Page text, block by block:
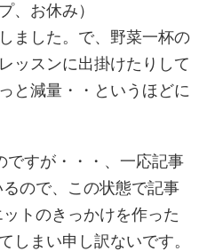
、お休み）
ました。で、野菜一杯の
ッスンに出掛けたりして
と減量・・というほどに
ですが・・・、一応記事
ので、この状態で記事
トのきっかけを作った
しまい申し訳ないです。